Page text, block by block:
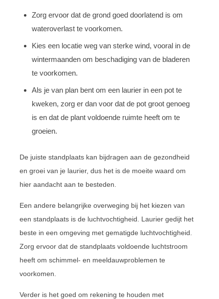
Zorg ervoor dat de grond goed doorlatend is om
wateroverlast te voorkomen.
Kies een locatie weg van sterke wind, vooral in de
wintermaanden om beschadiging van de bladeren
te voorkomen.
Als je van plan bent om een laurier in een pot te
kweken, zorg er dan voor dat de pot groot genoeg
is en dat de plant voldoende ruimte heeft om te
groeien.
De juiste standplaats kan bijdragen aan de gezondheid
en groei van je laurier, dus het is de moeite waard om
hier aandacht aan te besteden.
Een andere belangrijke overweging bij het kiezen van
een standplaats is de luchtvochtigheid. Laurier gedijt het
beste in een omgeving met gematigde luchtvochtigheid.
Zorg ervoor dat de standplaats voldoende luchtstroom
heeft om schimmel- en meeldauwproblemen te
voorkomen.
Verder is het goed om rekening te houden met